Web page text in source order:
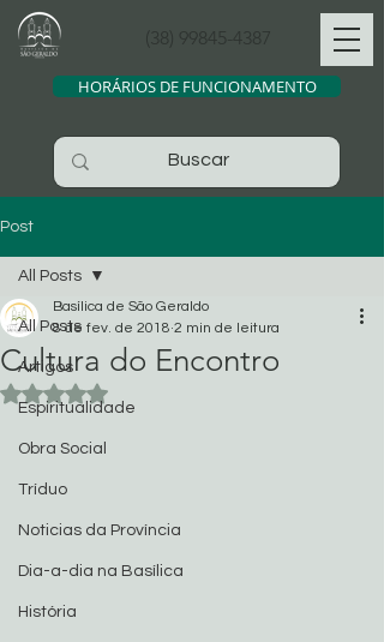
(38) 99845-4387
HORÁRIOS DE FUNCIONAMENTO
Post
All Posts
Artigos
Espiritualidade
Obra Social
Tríduo
Noticias da Província
Dia-a-dia na Basílica
História
All Posts
Cultura do Encontro
Basílica de São Geraldo
8 de fev. de 2018 2 min de leitura
Avaliado com NaN de 5 estrelas.